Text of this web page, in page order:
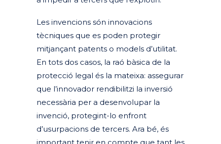
Les invencions són innovacions
tècniques que es poden protegir
mitjançant patents o models d’utilitat.
En tots dos casos, la raó bàsica de la
protecció legal és la mateixa: assegurar
que l’innovador rendibilitzi la inversió
necessària per a desenvolupar la
invenció, protegint-lo enfront
d’usurpacions de tercers. Ara bé, és